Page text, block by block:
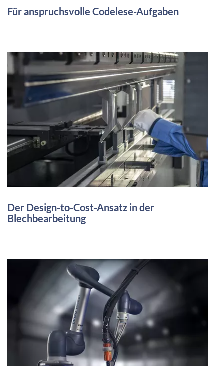
Für anspruchsvolle Codelese-Aufgaben
Der Design-to-Cost-Ansatz in der
Blechbearbeitung